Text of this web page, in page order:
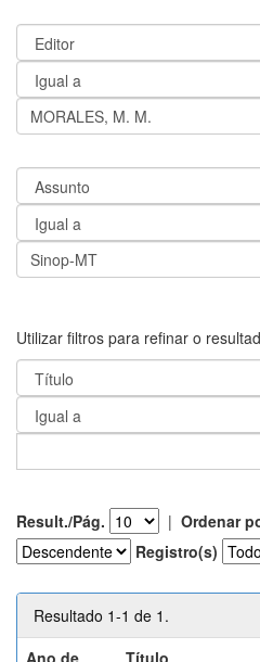
Utilizar filtros para refinar o
Result./Pág. | Ordenar
Registro(s)
Resultado 1-1 de 1.
Ano de
Título